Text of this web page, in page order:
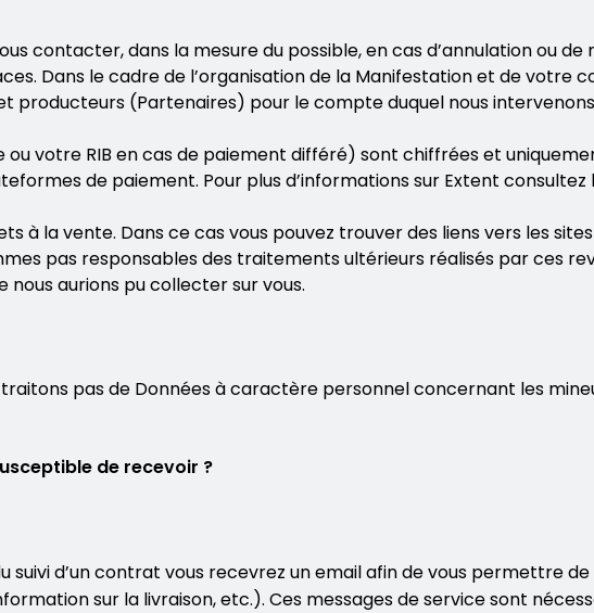
contacter, dans la mesure du possible, en cas d’annulation ou de
Dans le cadre de l’organisation de la Manifestation et de votre
producteurs (Partenaires) pour le compte duquel nous
votre RIB en cas de paiement différé) sont chiffrées et
de paiement. Pour plus d’informations sur Extent
à la vente. Dans ce cas vous pouvez trouver des liens vers les
pas responsables des traitements ultérieurs réalisés par ces
aurions pu collecter sur vous.
pas de Données à caractère personnel concernant les
de recevoir ?
suivi d’un contrat vous recevrez un email afin de vous permettre
sur la livraison, etc.). Ces messages de service sont